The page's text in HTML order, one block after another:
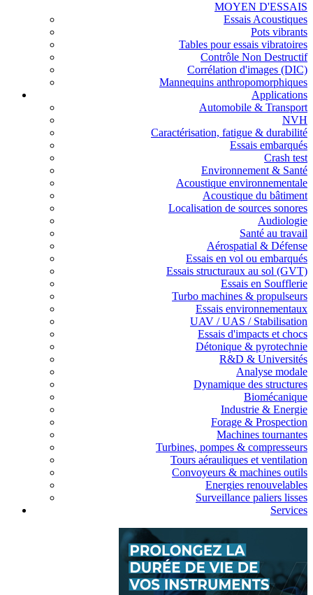
MOYEN D'ESSAIS
Essais Acoustiques
Pots vibrants
Tables pour essais vibratoires
Contrôle Non Destructif
Corrélation d'images (DIC)
Mannequins anthropomorphiques
Applications
Automobile & Transport
NVH
Caractérisation, fatigue & durabilité
Essais embarqués
Crash test
Environnement & Santé
Acoustique environnementale
Acoustique du bâtiment
Localisation de sources sonores
Audiologie
Santé au travail
Aérospatial & Défense
Essais en vol ou embarqués
Essais structuraux au sol (GVT)
Essais en Soufflerie
Turbo machines & propulseurs
Essais environnementaux
UAV / UAS / Stabilisation
Essais d'impacts et chocs
Détonique & pyrotechnie
R&D & Universités
Analyse modale
Dynamique des structures
Biomécanique
Industrie & Energie
Forage & Prospection
Machines tournantes
Turbines, pompes & compresseurs
Tours aérauliques et ventilation
Convoyeurs & machines outils
Energies renouvelables
Surveillance paliers lisses
Services